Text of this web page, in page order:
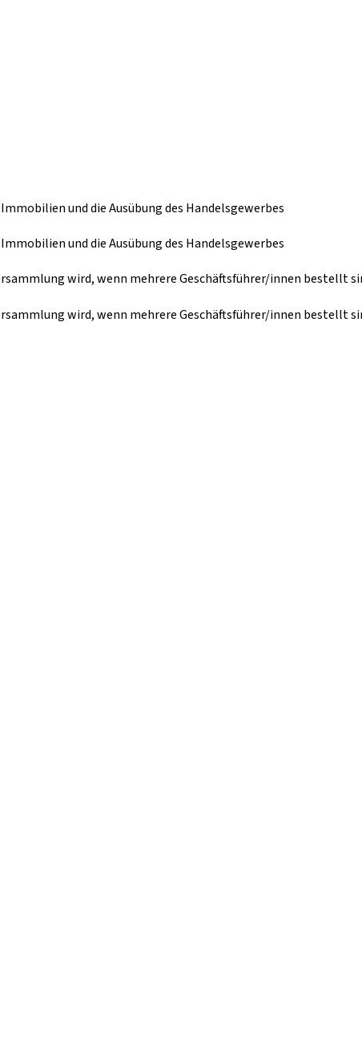
und die Ausübung des Handelsgewerbes
und die Ausübung des Handelsgewerbes
wird, wenn mehrere Geschäftsführer/innen bestellt
wird, wenn mehrere Geschäftsführer/innen bestellt